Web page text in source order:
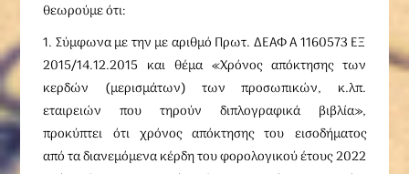
θεωρούμε ότι:
1. Σύμφωνα με την με αριθμό Πρωτ. ΔΕΑΦ Α 1160573 ΕΞ
2015/14.12.2015 και θέμα «Χρόνος απόκτησης των
κερδών (μερισμάτων) των προσωπικών, κ.λπ.
εταιρειών που τηρούν διπλογραφικά βιβλία»,
προκύπτει ότι χρόνος απόκτησης του εισοδήματος
από τα διανεμόμενα κέρδη του φορολογικού έτους 2022